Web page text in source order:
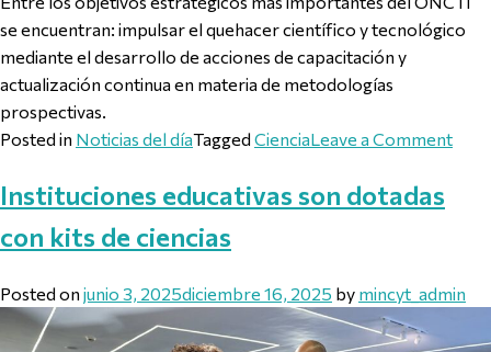
se encuentran: impulsar el quehacer científico y tecnológico
mediante el desarrollo de acciones de capacitación y
actualización continua en materia de metodologías
prospectivas.
Posted in Noticias del díaTagged CienciaLeave a Commenton
Instituciones educativas son dotadas
con kits de ciencias
Posted on junio 3, 2025diciembre 16, 2025 by mincyt_admin